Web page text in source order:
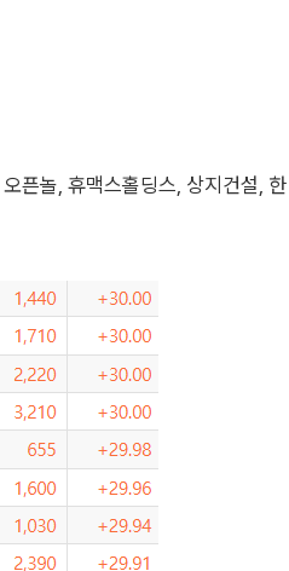
픈놀, 휴맥스홀딩스, 상지건설, 한